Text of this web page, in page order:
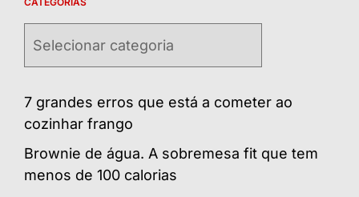
7 grandes erros que está a cometer ao
cozinhar frango
Brownie de água. A sobremesa fit que tem
menos de 100 calorias